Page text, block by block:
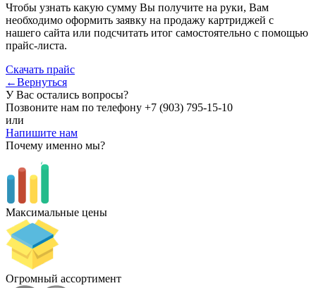
Чтобы узнать какую сумму Вы получите на руки, Вам
необходимо оформить заявку на продажу картриджей с
нашего сайта или подсчитать итог самостоятельно с помощью
прайс-листа.
Скачать прайс
←Вернуться
У Вас остались вопросы?
Позвоните нам по телефону +7 (903) 795-15-10
или
Напишите нам
Почему именно мы?
Максимальные цены
Огромный ассортимент